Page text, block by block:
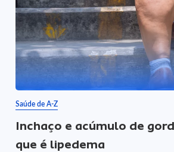
Saúde de A-Z
Inchaço e acúmulo de
que é lipedema